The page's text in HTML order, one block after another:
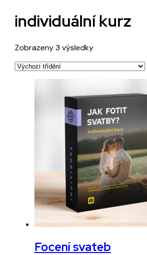
individuální kurz
Zobrazeny 3 výsledky
Focení svateb